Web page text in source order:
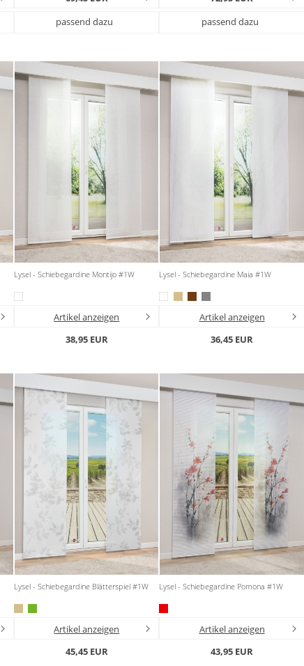
passend dazu
passend dazu
Lysel - Schiebegardine Montijo #1W
Artikel anzeigen
38,95 EUR
Lysel - Schiebegardine Maia #1W
Artikel anzeigen
36,45 EUR
Lysel - Schiebegardine Blätterspiel #1W
Artikel anzeigen
45,45 EUR
Lysel - Schiebegardine Pomona #1W
Artikel anzeigen
43,95 EUR